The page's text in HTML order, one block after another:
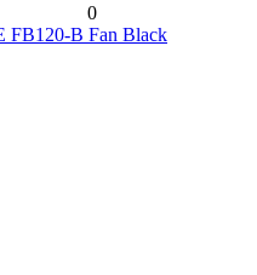
0
FB120-B Fan Black